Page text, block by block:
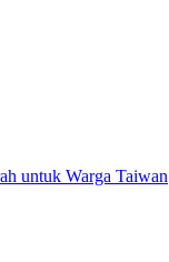
untuk Warga Taiwan